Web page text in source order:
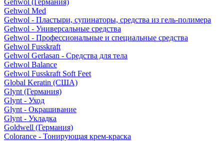
Gehwol (Германия)
Gehwol Med
Gehwol - Пластыри, супинаторы, средства из гель-полимера
Gehwol - Универсальные средства
Gehwol - Профессиональные и специальные средства
Gehwol Fusskraft
Gehwol Gerlasan - Средства для тела
Gehwol Balance
Gehwol Fusskraft Soft Feet
Global Keratin (США)
Glynt (Германия)
Glynt - Уход
Glynt - Окрашивание
Glynt - Укладка
Goldwell (Германия)
Colorance - Тонирующая крем-краска